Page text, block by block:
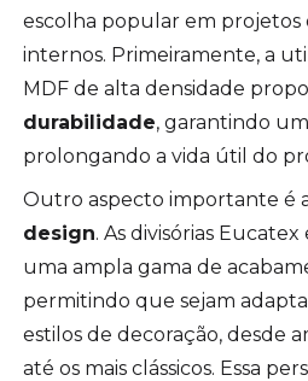
escolha popular em projetos
internos. Primeiramente, a
MDF de alta densidade
durabilidade, garantindo
prolongando a vida útil do
Outro aspecto importante é
design. As divisórias
uma ampla gama de
permitindo que sejam
estilos de decoração, desde
até os mais clássicos. Essa